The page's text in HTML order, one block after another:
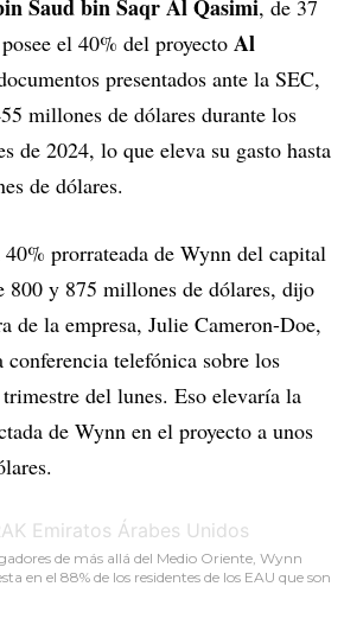
Saud bin Saqr Al Qasimi, de 37
el 40% del proyecto Al
presentados ante la SEC,
millones de dólares durante los
de 2024, lo que eleva su gasto hasta
de dólares.
prorrateada de Wynn del capital
800 y 875 millones de dólares, dijo
de la empresa, Julie Cameron-Doe,
conferencia telefónica sobre los
del lunes. Eso elevaría la
de Wynn en el proyecto a unos
de más allá del Medio Oriente, Wynn
en el 88% de los residentes de los EAU que son